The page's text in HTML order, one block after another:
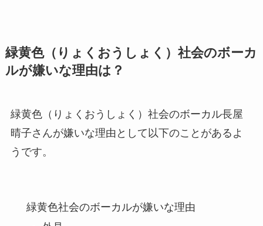
緑黄色（りょくおうしょく）社会のボーカ
ルが嫌いな理由は？
緑黄色（りょくおうしょく）社会のボーカル長屋
晴子さんが嫌いな理由として以下のことがあるよ
うです。
緑黄色社会のボーカルが嫌いな理由